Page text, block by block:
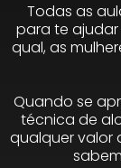
Todas as
para te ajudar
qual, as
Quando se
técnica de
qualquer valor